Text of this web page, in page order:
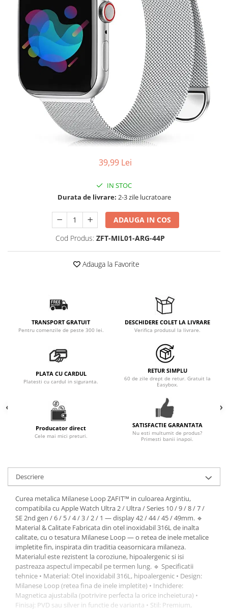
39,99 Lei
IN STOC
Durata de livrare: 2-3 zile lucratoare
ADAUGA IN COS
Cod Produs: ZFT-MIL01-ARG-44P
Adauga la Favorite
TRANSPORT GRATUIT
Pentru comenzile de peste 300 lei.
DESCHIDERE COLET LA LIVRARE
Verifica produsul la livrare.
PLATA CU CARDUL
Platesti cu cardul in siguranta.
RETUR SIMPLU
60 de zile drept de retur. Gratuit la
Easybox.
Producator direct
Cele mai mici preturi.
SATISFACTIE GARANTATA
Nu esti multumit de produs?
Primesti banii inapoi.
Descriere
Curea metalica Milanese Loop ZAFIT™ in culoarea Argintiu,
compatibila cu Apple Watch Ultra 2 / Ultra / Series 10 / 9 / 8 / 7 /
SE 2nd gen / 6 / 5 / 4 / 3 / 2 / 1 — display 42 / 44 / 45 / 49mm. 🔹
Material & Calitate Fabricata din otel inoxidabil 316L de inalta
calitate, cu o tesatura Milanese Loop — o retea de inele metalice
impletite fin, inspirata din traditia ceasornicara milaneza.
Materialul este rezistent la coroziune, hipoalergenic si isi
pastreaza aspectul impecabil pe termen lung. 🔹 Specificatii
tehnice • Material: Otel inoxidabil 316L, hipoalergenic • Design:
Milanese Loop (retea fina de inele impletite) • Inchidere:
Magnetica ajustabila (potrivire perfecta la orice incheietura) •
Finisaj: PVD sau silver in functie de varianta • Stil: Premium,